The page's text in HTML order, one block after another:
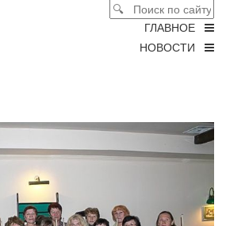
ГЛАВНОЕ
НОВОСТИ